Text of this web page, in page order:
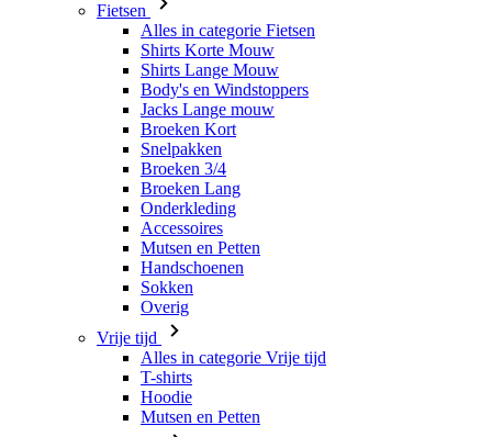
Fietsen
Alles in categorie Fietsen
Shirts Korte Mouw
Shirts Lange Mouw
Body's en Windstoppers
Jacks Lange mouw
Broeken Kort
Snelpakken
Broeken 3/4
Broeken Lang
Onderkleding
Accessoires
Mutsen en Petten
Handschoenen
Sokken
Overig
Vrije tijd
Alles in categorie Vrije tijd
T-shirts
Hoodie
Mutsen en Petten